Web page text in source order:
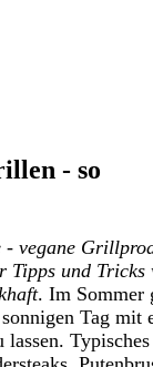
- so
- vegane
Tipps und Tricks
. Im Sommer
Tag mit
Typisches